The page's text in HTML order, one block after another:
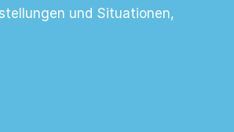
und Situationen,